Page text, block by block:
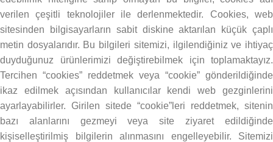
verilen çeşitli teknolojiler ile derlenmektedir. Cookies, web
sitesinden bilgisayarların sabit diskine aktarılan küçük çaplı
metin dosyalarıdır. Bu bilgileri sitemizi, ilgilendiğiniz ve ihtiyaç
duyduğunuz ürünlerimizi değiştirebilmek için toplamaktayız.
Tercihen “cookies” reddetmek veya “cookie” gönderildiğinde
ikaz edilmek açısından kullanıcılar kendi web gezginlerini
ayarlayabilirler. Girilen sitede “cookie”leri reddetmek, sitenin
bazı alanlarını gezmeyi veya site ziyaret edildiğinde
kişiselleştirilmiş bilgilerin alınmasını engelleyebilir. Sitemizi